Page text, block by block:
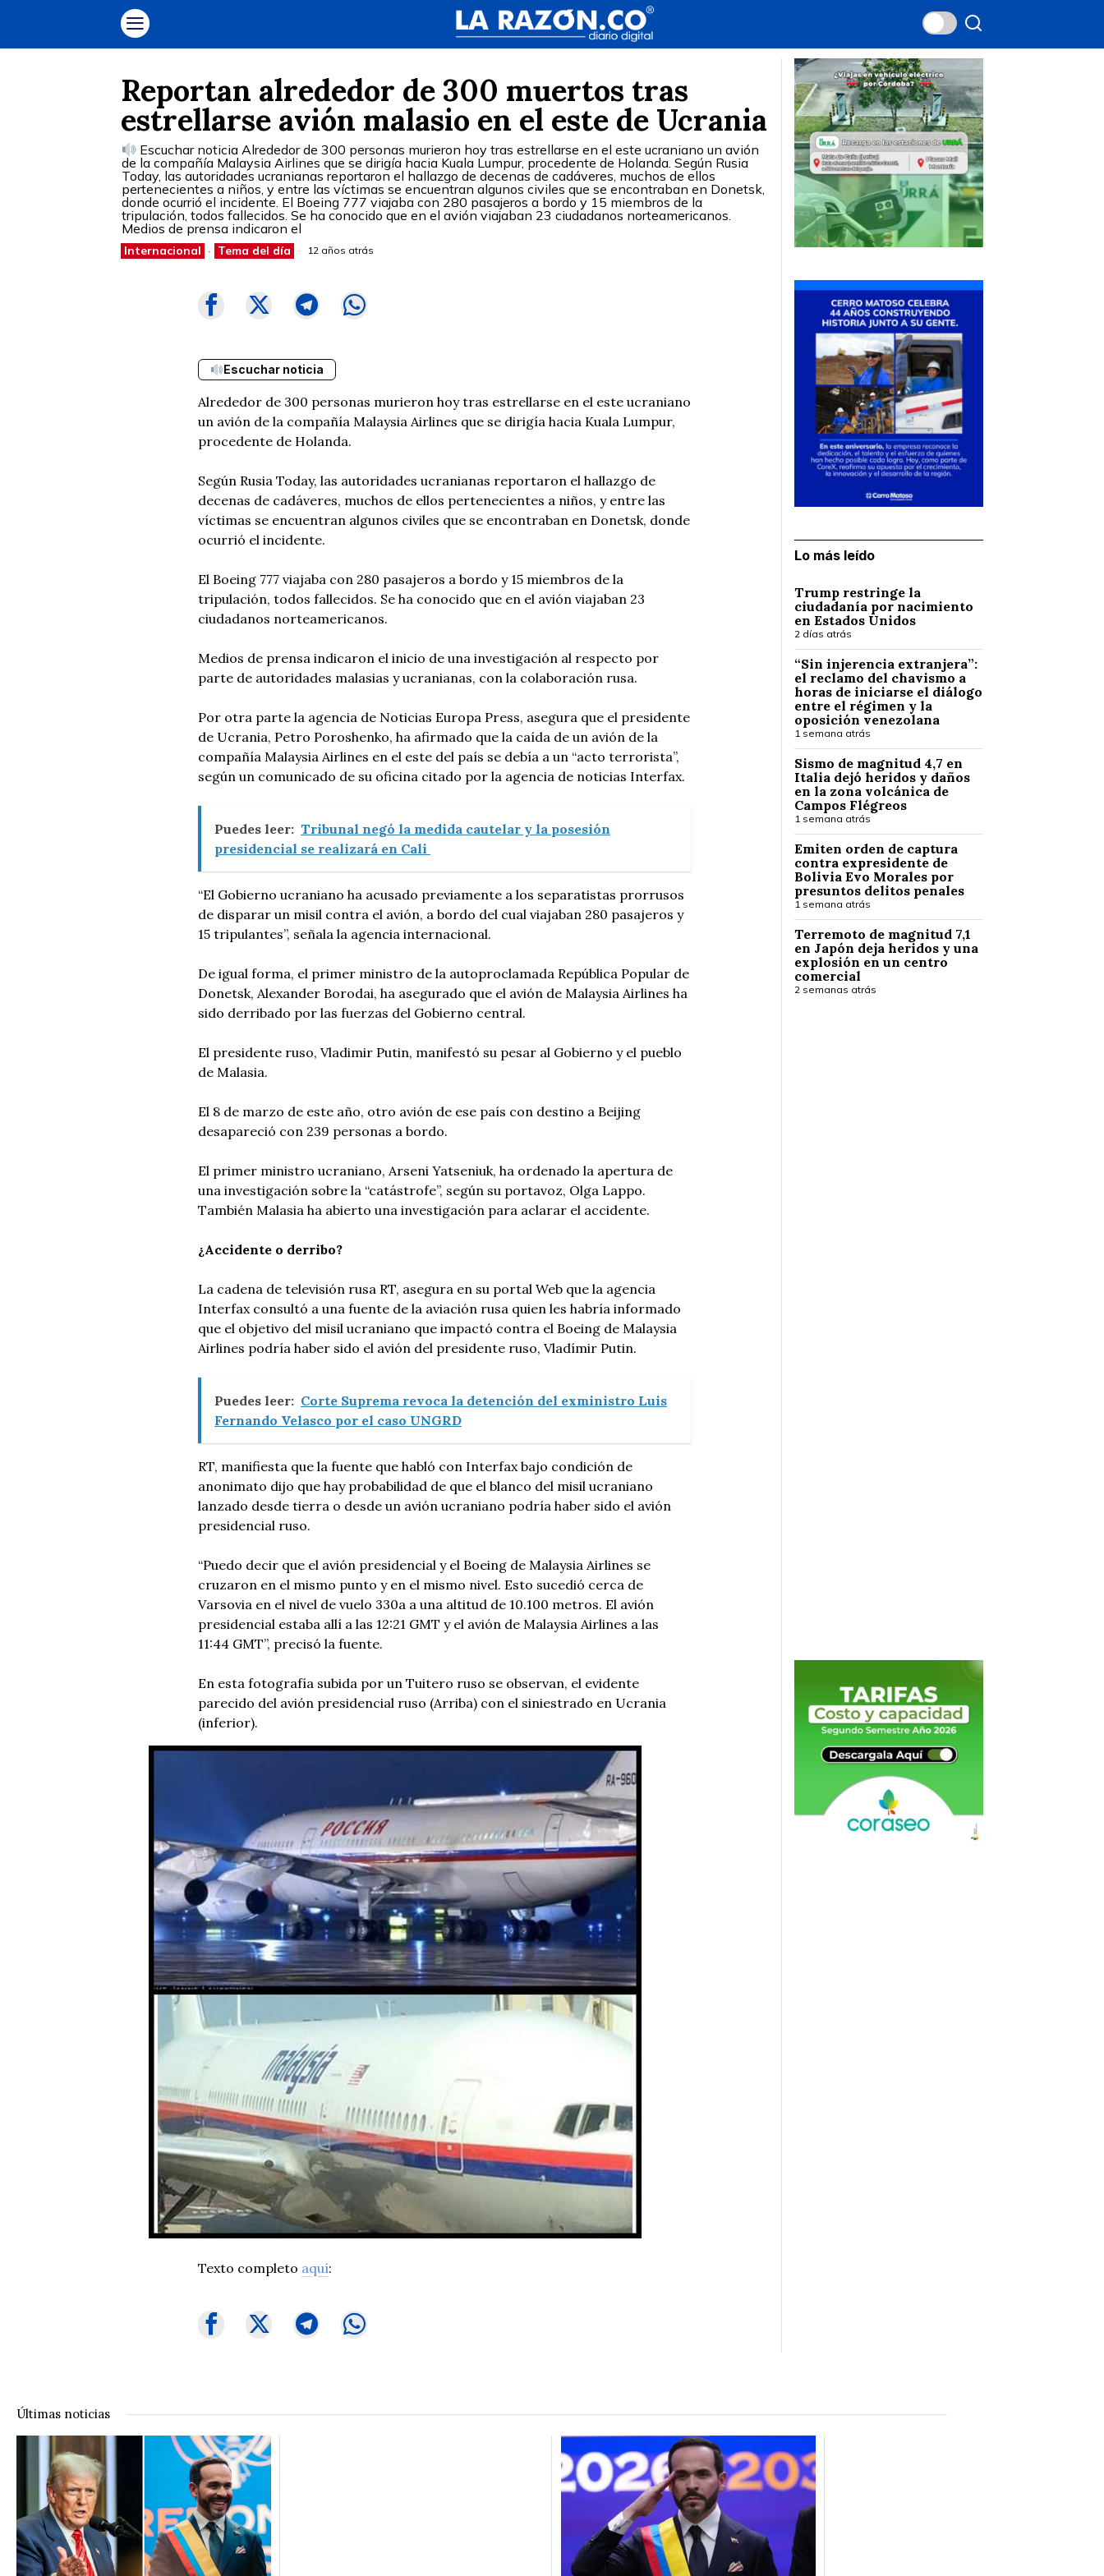
Reportan alrededor de 300 muertos tras
estrellarse avión malasio en el este de Ucrania
Escuchar noticia Alrededor de 300 personas murieron hoy tras estrellarse en el este ucraniano un avión
de la compañía Malaysia Airlines que se dirigía hacia Kuala Lumpur, procedente de Holanda. Según Rusia
Today, las autoridades ucranianas reportaron el hallazgo de decenas de cadáveres, muchos de ellos
pertenecientes a niños, y entre las víctimas se encuentran algunos civiles que se encontraban en Donetsk,
donde ocurrió el incidente. El Boeing 777 viajaba con 280 pasajeros a bordo y 15 miembros de la
tripulación, todos fallecidos. Se ha conocido que en el avión viajaban 23 ciudadanos norteamericanos.
Medios de prensa indicaron el
Internacional · Tema del día 12 años atrás
Escuchar noticia
Alrededor de 300 personas murieron hoy tras estrellarse en el este ucraniano
un avión de la compañía Malaysia Airlines que se dirigía hacia Kuala Lumpur,
procedente de Holanda.
Según Rusia Today, las autoridades ucranianas reportaron el hallazgo de
decenas de cadáveres, muchos de ellos pertenecientes a niños, y entre las
víctimas se encuentran algunos civiles que se encontraban en Donetsk, donde
ocurrió el incidente.
El Boeing 777 viajaba con 280 pasajeros a bordo y 15 miembros de la
tripulación, todos fallecidos. Se ha conocido que en el avión viajaban 23
ciudadanos norteamericanos.
Medios de prensa indicaron el inicio de una investigación al respecto por
parte de autoridades malasias y ucranianas, con la colaboración rusa.
Por otra parte la agencia de Noticias Europa Press, asegura que el presidente
de Ucrania, Petro Poroshenko, ha afirmado que la caída de un avión de la
compañía Malaysia Airlines en el este del país se debía a un “acto terrorista”,
según un comunicado de su oficina citado por la agencia de noticias Interfax.
Puedes leer: Tribunal negó la medida cautelar y la posesión
presidencial se realizará en Cali
“El Gobierno ucraniano ha acusado previamente a los separatistas prorrusos
de disparar un misil contra el avión, a bordo del cual viajaban 280 pasajeros y
15 tripulantes”, señala la agencia internacional.
De igual forma, el primer ministro de la autoproclamada República Popular de
Donetsk, Alexander Borodai, ha asegurado que el avión de Malaysia Airlines ha
sido derribado por las fuerzas del Gobierno central.
El presidente ruso, Vladimir Putin, manifestó su pesar al Gobierno y el pueblo
de Malasia.
El 8 de marzo de este año, otro avión de ese país con destino a Beijing
desapareció con 239 personas a bordo.
El primer ministro ucraniano, Arseni Yatseniuk, ha ordenado la apertura de
una investigación sobre la “catástrofe”, según su portavoz, Olga Lappo.
También Malasia ha abierto una investigación para aclarar el accidente.
¿Accidente o derribo?
La cadena de televisión rusa RT, asegura en su portal Web que la agencia
Interfax consultó a una fuente de la aviación rusa quien les habría informado
que el objetivo del misil ucraniano que impactó contra el Boeing de Malaysia
Airlines podría haber sido el avión del presidente ruso, Vladímir Putin.
Puedes leer: Corte Suprema revoca la detención del exministro Luis
Fernando Velasco por el caso UNGRD
RT, manifiesta que la fuente que habló con Interfax bajo condición de
anonimato dijo que hay probabilidad de que el blanco del misil ucraniano
lanzado desde tierra o desde un avión ucraniano podría haber sido el avión
presidencial ruso.
“Puedo decir que el avión presidencial y el Boeing de Malaysia Airlines se
cruzaron en el mismo punto y en el mismo nivel. Esto sucedió cerca de
Varsovia en el nivel de vuelo 330a a una altitud de 10.100 metros. El avión
presidencial estaba allí a las 12:21 GMT y el avión de Malaysia Airlines a las
11:44 GMT”, precisó la fuente.
En esta fotografía subida por un Tuitero ruso se observan, el evidente
parecido del avión presidencial ruso (Arriba) con el siniestrado en Ucrania
(inferior).
Texto completo aquí:
Lo más leído
Trump restringe la
ciudadanía por nacimiento
en Estados Unidos
2 días atrás
“Sin injerencia extranjera”:
el reclamo del chavismo a
horas de iniciarse el diálogo
entre el régimen y la
oposición venezolana
1 semana atrás
Sismo de magnitud 4,7 en
Italia dejó heridos y daños
en la zona volcánica de
Campos Flégreos
1 semana atrás
Emiten orden de captura
contra expresidente de
Bolivia Evo Morales por
presuntos delitos penales
1 semana atrás
Terremoto de magnitud 7,1
en Japón deja heridos y una
explosión en un centro
comercial
2 semanas atrás
Últimas noticias